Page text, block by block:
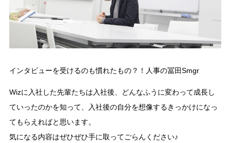
インタビューを受けるのも慣れたもの？！人事の冨田Smgr
Wizに入社した先輩たちは入社後、どんなふうに変わって成長し
ていったのかを知って、入社後の自分を想像するきっかけになっ
てもらえればと思います。
気になる内容はぜひぜひ手に取ってごらんください♪